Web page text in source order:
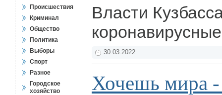
Происшествия
Криминал
Общество
Политика
Выборы
Спорт
Разное
Городское
хозяйство
Власти
30.03.2022
Хочешь мира -